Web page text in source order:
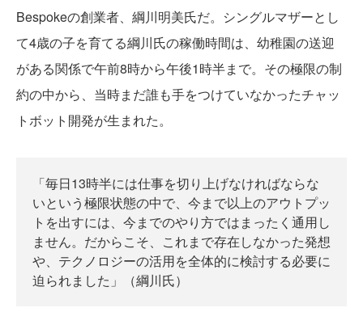
Bespokeの創業者、綱川明美氏だ。シングルマザーとし
て4歳の子を育てる綱川氏の稼働時間は、幼稚園の送迎
がある関係で午前8時から午後1時半まで。その極限の制
約の中から、当時まだ誰も手をつけていなかったチャッ
トボット開発が生まれた。
「毎日13時半には仕事を切り上げなければならな
いという極限状態の中で、今まで以上のアウトプッ
トを出すには、今までのやり方ではまったく通用し
ません。だからこそ、これまで存在しなかった発想
や、テクノロジーの活用を全体的に検討する必要に
迫られました」（綱川氏）